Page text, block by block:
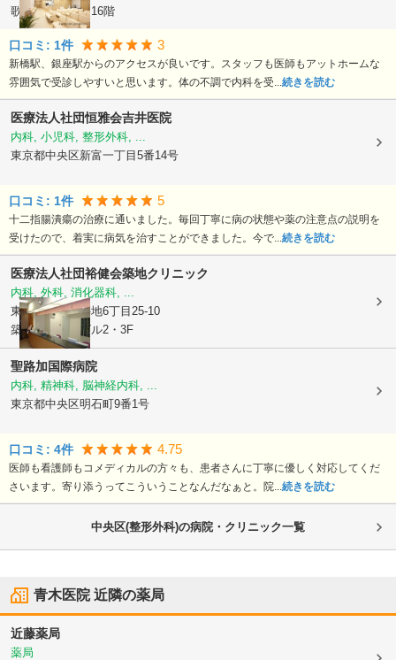
歌舞伎座タワー16階
口コミ: 1件 3
新橋駅、銀座駅からのアクセスが良いです。スタッフも医師もアットホームな
雰囲気で受診しやすいと思います。体の不調で内科を受...続きを読む
医療法人社団恒雅会吉井医院
内科, 小児科, 整形外科, ...
東京都中央区新富一丁目5番14号
口コミ: 1件 5
十二指腸潰瘍の治療に通いました。毎回丁寧に病の状態や薬の注意点の説明を
受けたので、着実に病気を治すことができました。今で...続きを読む
医療法人社団裕健会築地クリニック
内科, 外科, 消化器科, ...
東京都中央区築地6丁目25-10
築地センタービル2・3F
聖路加国際病院
内科, 精神科, 脳神経内科, ...
東京都中央区明石町9番1号
口コミ: 4件 4.75
医師も看護師もコメディカルの方々も、患者さんに丁寧に優しく対応してくだ
さいます。寄り添うってこういうことなんだなぁと。院...続きを読む
中央区(整形外科)の病院・クリニック一覧
青木医院近隣の薬局
近藤薬局
薬局